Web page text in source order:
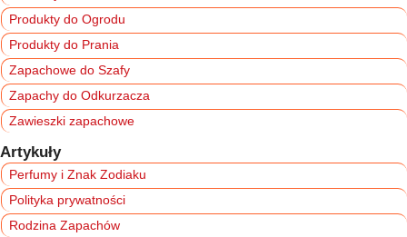
Produkty do Ogrodu
Produkty do Prania
Zapachowe do Szafy
Zapachy do Odkurzacza
Zawieszki zapachowe
Artykuły
Perfumy i Znak Zodiaku
Polityka prywatności
Rodzina Zapachów